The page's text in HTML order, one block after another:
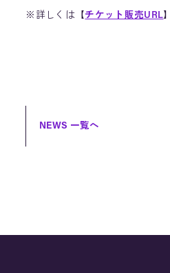
※詳しくは【 チケット販売URL
NEWS 一覧へ